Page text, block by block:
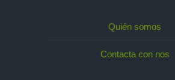
Quién somos
Contacta con nos